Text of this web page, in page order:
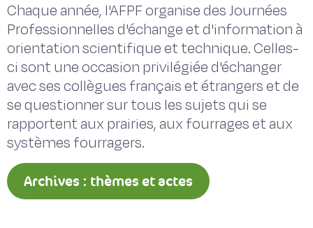
Chaque année, l'AFPF organise des Journées
Professionnelles d'échange et d'information à
orientation scientifique et technique. Celles-
ci sont une occasion privilégiée d'échanger
avec ses collègues français et étrangers et de
se questionner sur tous les sujets qui se
rapportent aux prairies, aux fourrages et aux
systèmes fourragers.
Archives : thèmes et actes